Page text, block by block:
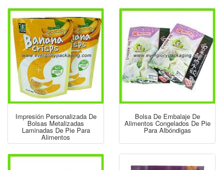
Impresión Personalizada De
Bolsas Metalizadas
Laminadas De Pie Para
Alimentos
Bolsa De Embalaje De
Alimentos Congelados De Pie
Para Albóndigas